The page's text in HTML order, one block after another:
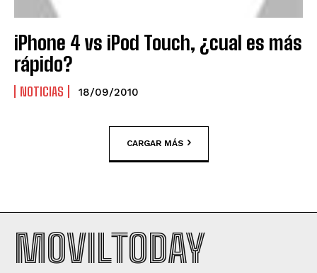
iPhone 4 vs iPod Touch, ¿cual es más
rápido?
NOTICIAS 18/09/2010
CARGAR MÁS
MOVILTODAY